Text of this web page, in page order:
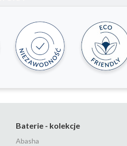
Baterie - kolekcje
Abasha